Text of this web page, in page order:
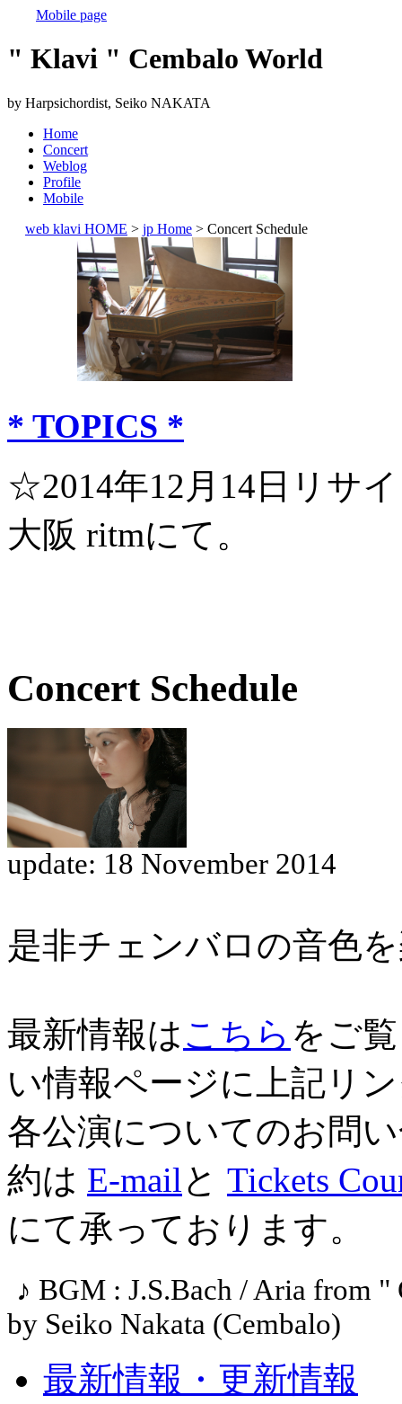
Mobile page
" Klavi " Cembalo World
by Harpsichordist, Seiko NAKATA
Home
Concert
Weblog
Profile
Mobile
web klavi HOME > jp Home > Concert Schedule
* TOPICS *
☆2014年12月14日リサ
大阪 ritmにて。
Concert Schedule
update: 18 November 2014
是非チェンバロの音色
最新情報はこちら をご
い情報ページに上記リ
各公演についてのお問
約は E-mailと Tickets
にて承っております。
♪ BGM : J.S.Bach / Aria from
by Seiko Nakata (Cembalo)
最新情報・更新情報